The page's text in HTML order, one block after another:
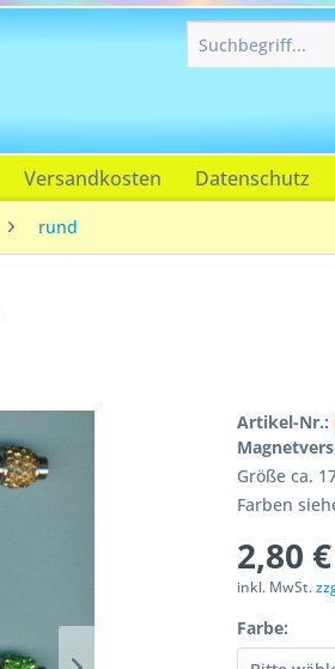
Versandkosten Datenschutz
rund
Artikel-Nr.:
Größe ca.
Farben
2,80
inkl. MwSt.
Farbe: